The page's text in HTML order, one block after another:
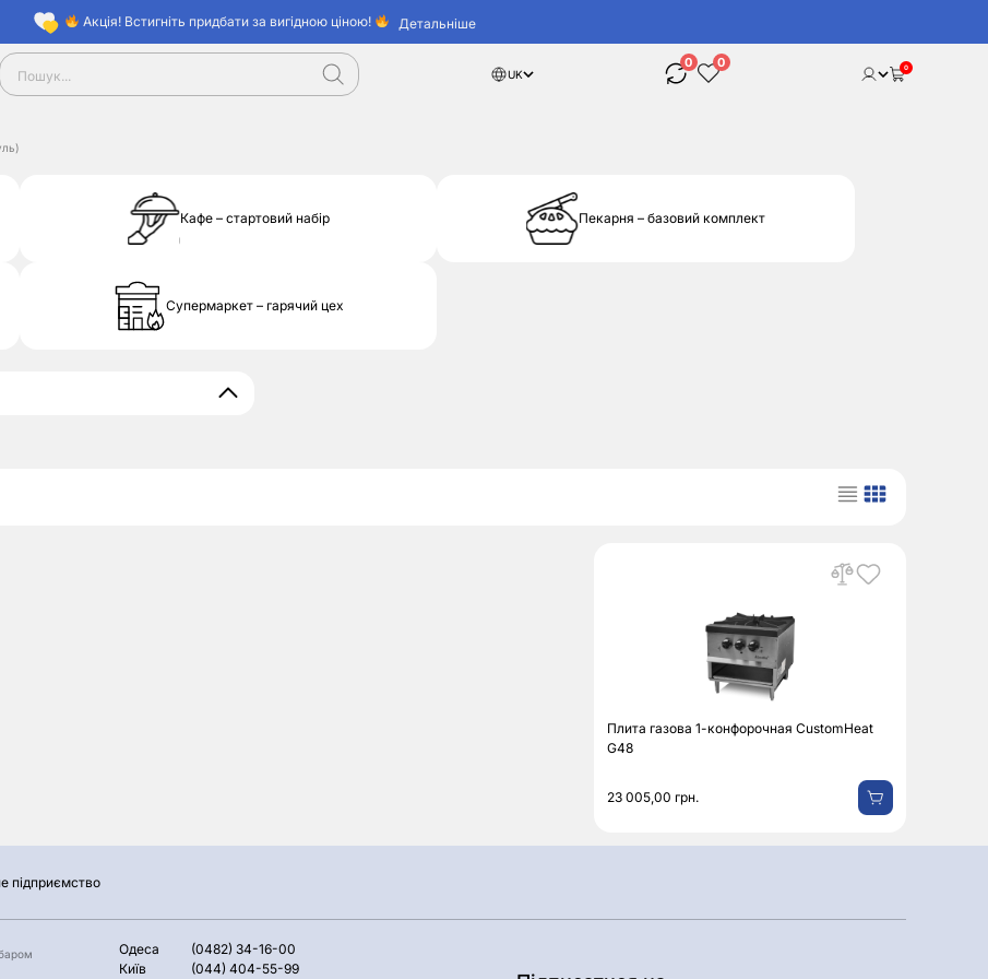
Акція! Встигніть придбати за вигідною ціною! Детальніше
UK
0 0 0
Кафе – стартовий набір Пекарня – базовий комплект
Супермаркет – гарячий цех
Плита газова 1-конфорочная CustomHeat
G48
23 005,00 грн.
Одеса
(0482) 34-16-00
Київ
(044) 404-55-99